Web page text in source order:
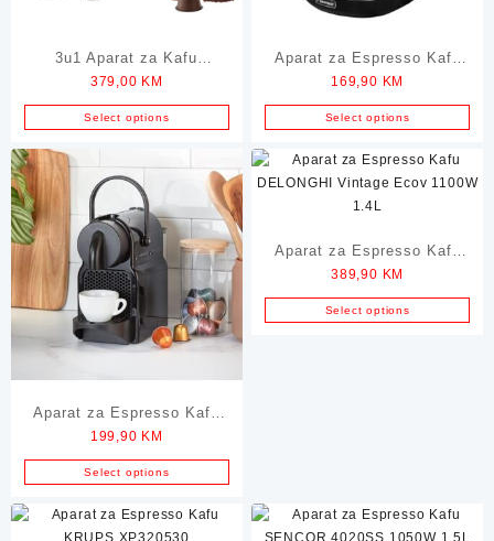
3u1 Aparat za Kafu
SENCOR Marco Polo
3000BK
379,00 KM
Select options
Aparat za Espresso Kafu
BESTRON 1450W 1.2L
169,90 KM
Select options
Aparat za Espresso Kafu
DELONGHI Inissia
Nespresso
199,90 KM
Select options
Aparat za Espresso Kafu
DELONGHI Vintage Ecov
1100W 1.4L
389,90 KM
Select options